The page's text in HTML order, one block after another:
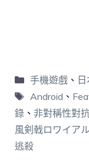
手機遊戲、
Android 、
錄 、 非對稱性對
風剣戟ロワイアル
逃殺